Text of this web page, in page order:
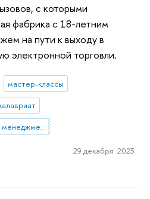
с которыми
фабрика с 18-летним
на пути к выходу в
электронной торговли.
мастер-классы
Департамент финансового менеджмента
29 декабря 2023